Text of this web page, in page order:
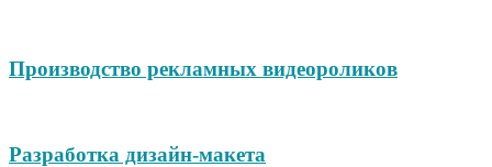
Производство рекламных видеороликов
Разработка дизайн-макета